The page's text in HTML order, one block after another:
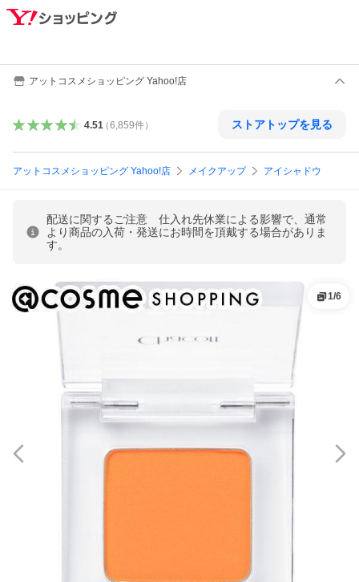
アットコスメショッピング Yahoo!店
4.51（6,859件） ストアトップを見る
アットコスメショッピング Yahoo!店 メイクアップ アイシャドウ
配送に関するご注意 仕入れ先休業による影響で、通常
より商品の入荷・発送にお時間を頂戴する場合がありま
す。
1/6